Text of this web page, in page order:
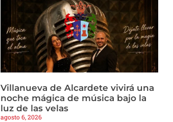
Villanueva de Alcardete vivirá una
noche mágica de música bajo la
luz de las velas
agosto 6, 2026